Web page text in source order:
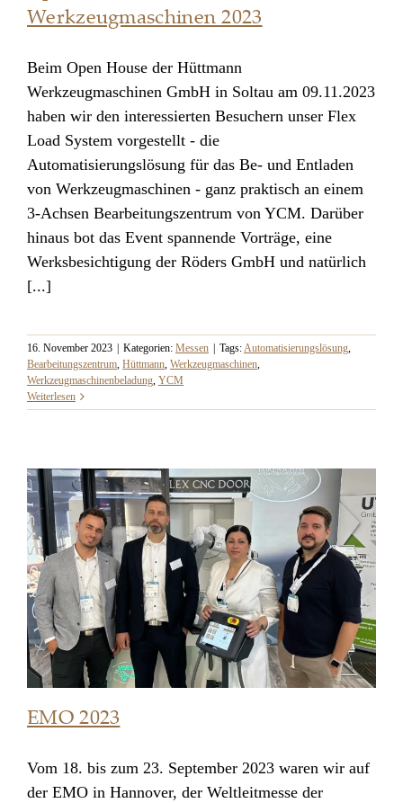
Open House Hüttmann
Werkzeugmaschinen 2023
Beim Open House der Hüttmann
Werkzeugmaschinen GmbH in Soltau am 09.11.2023
haben wir den interessierten Besuchern unser Flex
Load System vorgestellt - die
Automatisierungslösung für das Be- und Entladen
von Werkzeugmaschinen - ganz praktisch an einem
3-Achsen Bearbeitungszentrum von YCM. Darüber
hinaus bot das Event spannende Vorträge, eine
Werksbesichtigung der Röders GmbH und natürlich
[...]
16. November 2023 | Kategorien: Messen | Tags: Automatisierungslösung
Bearbeitungszentrum Hüttmann Werkzeugmaschinen
Werkzeugmaschinenbeladung YCM
Weiterlesen
EMO 2023
Vom 18. bis zum 23. September 2023 waren wir auf
der EMO in Hannover, der Weltleitmesse der